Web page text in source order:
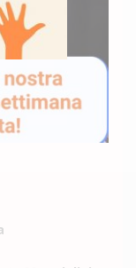
di
particolari.
pronti ad
!